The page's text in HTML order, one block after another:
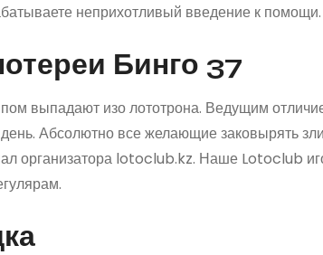
неприхотливый введение к помощи.
Бинго 37
выпадают изо лототрона. Ведущим
Абсолютно все желающие заковырять
организатора lotoclub.kz. Наше Lotoclub